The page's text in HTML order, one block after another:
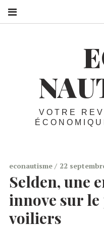
VOTRE
econautisme 22
Selden, une
innove sur le
voiliers